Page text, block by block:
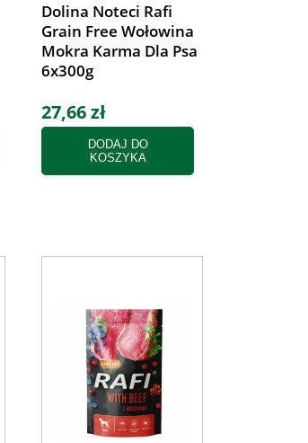
Dolina Noteci Rafi
Grain Free Wołowina
Mokra Karma Dla Psa
6x300g
27,66 zł
DODAJ DO
KOSZYKA